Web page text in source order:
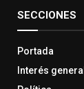
SECCIONES
Portada
Interés general